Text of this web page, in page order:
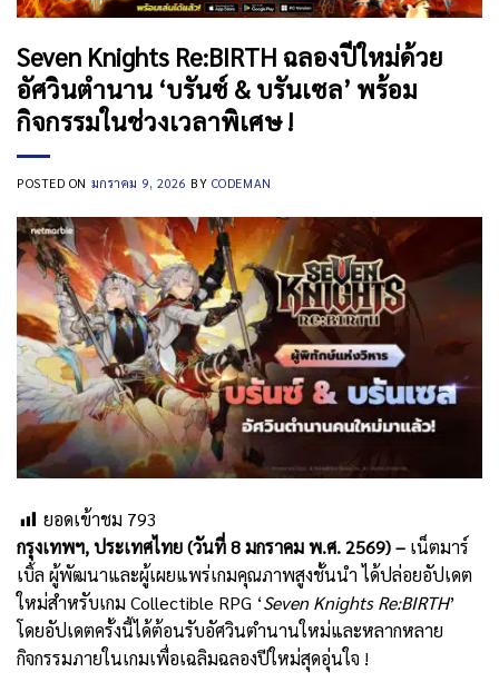
Seven Knights Re:BIRTH ฉลองปีใหม่ด้วย
อัศวินตำนาน ‘บรันซ์ & บรันเซล’ พร้อม
กิจกรรมในช่วงเวลาพิเศษ !
POSTED ON มกราคม 9, 2026 BY CODEMAN
ยอดเข้าชม 793
กรุงเทพฯ,ประเทศไทย(วันที่8มกราคม พ.ศ. 2569) – เน็ตมาร์
เบิ้ล ผู้พัฒนาและผู้เผยแพร่เกมคุณภาพสูงชั้นนำ ได้ปล่อยอัปเดต
ใหม่สำหรับเกม Collectible RPG ‘Seven Knights Re:BIRTH’
โดยอัปเดตครั้งนี้ได้ต้อนรับอัศวินตำนานใหม่และหลากหลาย
กิจกรรมภายในเกมเพื่อเฉลิมฉลองปีใหม่สุดอุ่นใจ !